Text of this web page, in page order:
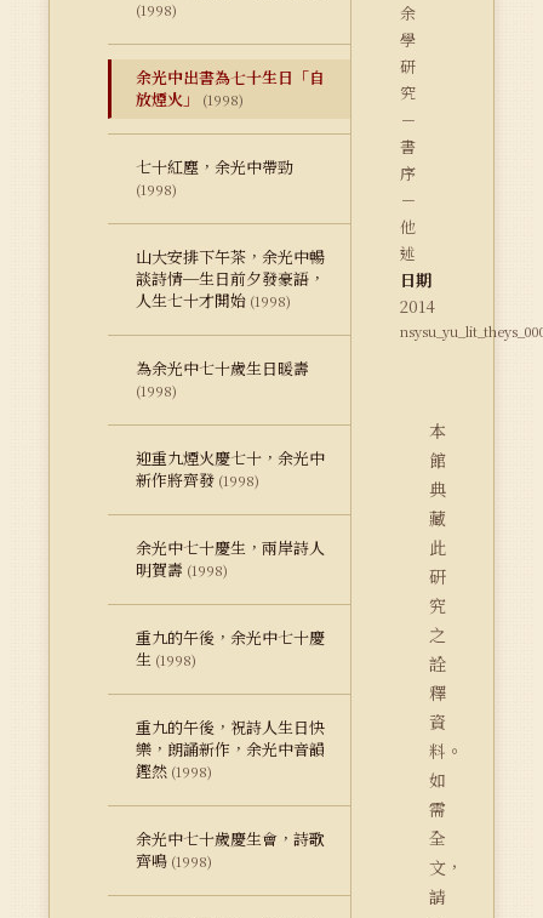
(1998)
余光中出書為七十生日「自
放煙火」
(1998)
七十紅塵，余光中帶勁
(1998)
山大安排下午茶，余光中暢
談詩情─生日前夕發豪語，
人生七十才開始 (1998)
為余光中七十歲生日暖壽
(1998)
迎重九煙火慶七十，余光中
新作將齊發 (1998)
余光中七十慶生，兩岸詩人
明賀壽 (1998)
重九的午後，余光中七十慶
生 (1998)
重九的午後，祝詩人生日快
樂，朗誦新作，余光中音韻
鏗然 (1998)
余光中七十歲慶生會，詩歌
齊鳴 (1998)
余
學
研
究
－
書
序
－
他
述
日期
2014
本
館
典
藏
此
研
究
之
詮
釋
資
料。
如
需
全
文，
請